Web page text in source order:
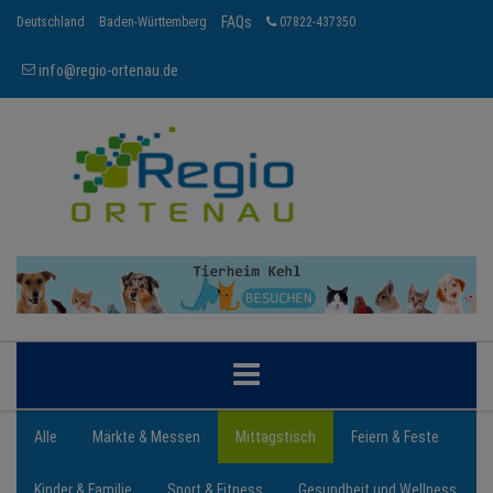
Deutschland Baden-Württemberg FAQs 07822-437350
info@regio-ortenau.de
ORTENAU
Alle Märkte & Messen Mittagstisch Feiern & Feste